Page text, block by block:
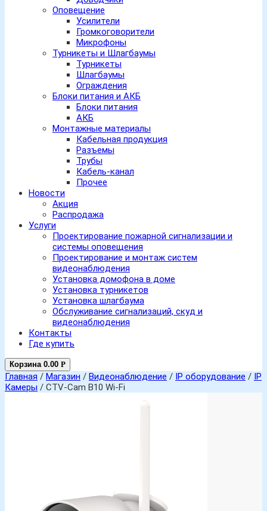
Оповещение
Усилители
Громкоговорители
Микрофоны
Турникеты и Шлагбаумы
Турникеты
Шлагбаумы
Ограждения
Блоки питания и АКБ
Блоки питания
АКБ
Монтажные материалы
Кабельная продукция
Разъемы
Трубы
Кабель-канал
Прочее
Новости
Акция
Распродажа
Услуги
Проектирование пожарной сигнализации и
системы оповещения
Проектирование и монтаж систем
видеонаблюдения
Установка домофона в доме
Установка турникетов
Установка шлагбаума
Обслуживание сигнализаций, скуд и
видеонаблюдения
Контакты
Где купить
Корзина 0.00 Р
Главная / Магазин / Видеонаблюдение / IP оборудование / IP
Камеры / CTV-Cam B10 Wi-Fi